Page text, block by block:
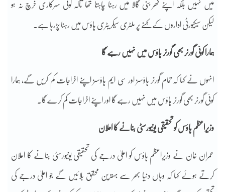
میں نہیں بلکہ اپنے گھر بنی گالا میں رہنا چاہتا تھا تاکہ کوئی سرکاری خرچ نہ ہو
لیکن سیکیورٹی اداروں کے کہنے پر ملٹری سیکریٹری ہاؤس میں رہنا پڑرہا ہے۔
ہمارا کوئی گورنر بھی گورنر ہاؤس میں نہیں رہے گا
انہوں نے کہا کہ تمام گورنر ہاؤسز اور سی ایم ہاؤسز اپنے اخراجات کم کریں گے، ہمارا
کوئی گورنر بھی گورنر ہاؤس میں نہیں رہے گا اور اپنے اخراجات کم کرے گا۔
وزیراعظم ہاؤس کو تحقیقی یونیورسٹی بنانے کا اعلان
عمران خان نے وزیراعظم ہاؤس کو اعلیٰ درجے کی تحقیقی یونیورسٹی بنانے کا اعلان
کرتے ہوئے کہا کہ وہاں دنیا بھر سے بہترین محقق بلائیں گے جو اعلیٰ درجے کی